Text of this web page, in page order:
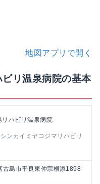
地図アプリで開く
リ温泉病院の基本
リハビリ温泉病院
ンカイミヤコジマリハビリ
島市平良東仲宗根添1898